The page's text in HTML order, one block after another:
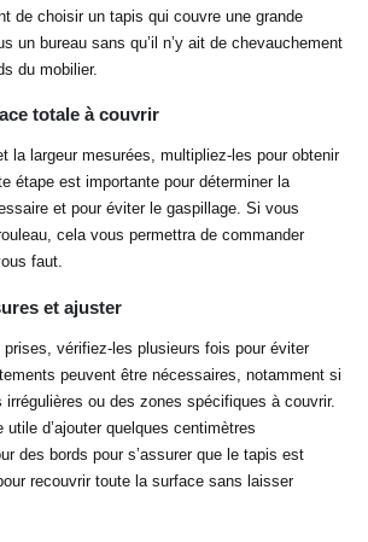
de choisir un tapis qui couvre une grande
un bureau sans qu’il n’y ait de chevauchement
du mobilier.
totale à couvrir
la largeur mesurées, multipliez-les pour obtenir
étape est importante pour déterminer la
et pour éviter le gaspillage. Si vous
cela vous permettra de commander
faut.
et ajuster
vérifiez-les plusieurs fois pour éviter
peuvent être nécessaires, notamment si
irrégulières ou des zones spécifiques à couvrir.
utile d’ajouter quelques centimètres
des bords pour s’assurer que le tapis est
recouvrir toute la surface sans laisser